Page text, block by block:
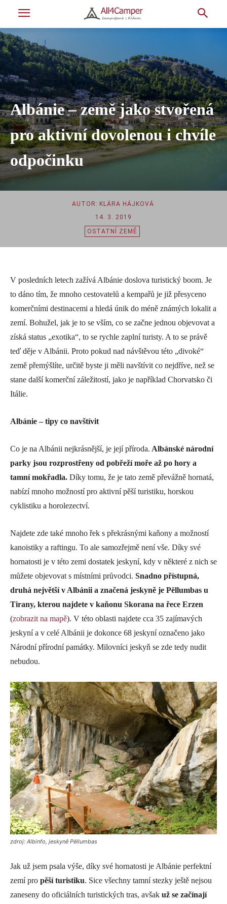
Albánie – země jako stvořená
pro aktivní dovolenou i chvíle
odpočinku
AUTOR: KLÁRA HÁJKOVÁ
14. 3. 2019
OSTATNÍ ZEMĚ
V posledních letech zažívá Albánie doslova turistický boom. Je
to dáno tím, že mnoho cestovatelů a kempařů je již přesyceno
komerčními destinacemi a hledá únik do méně známých lokalit a
zemí. Bohužel, jak je to se vším, co se začne jednou objevovat a
získá status „exotika“, to se rychle zaplní turisty. A to se právě
teď děje v Albánii. Proto pokud nad návštěvou této „divoké“
země přemýšlíte, určitě byste ji měli navštívit co nejdříve, než se
stane další komerční záležitostí, jako je například Chorvatsko či
Itálie.
Albánie – tipy co navštívit
Co je na Albánii nejkrásnější, je její příroda. Albánské národní
parky jsou rozprostřeny od pobřeží moře až po hory a
tamní mokřadla. Díky tomu, že je tato země převážně hornatá,
nabízí mnoho možností pro aktivní pěší turistiku, horskou
cyklistiku a horolezectví.
Najdete zde také mnoho řek s překrásnými kaňony a možností
kanoistiky a raftingu. To ale samozřejmě není vše. Díky své
hornatosti je v této zemi dostatek jeskyní, kdy v některé z nich se
můžete objevovat s místními průvodci. Snadno přístupná,
druhá největší v Albánii a značená jeskyně je Pëllumbas u
Tirany, kterou najdete v kaňonu Skorana na řece Erzen
(zobrazit na mapě). V této oblasti najdete cca 35 zajímavých
jeskyní a v celé Albánii je dokonce 68 jeskyní označeno jako
Národní přírodní památky. Milovníci jeskyň se zde tedy nudit
nebudou.
zdroj: Albinfo, jeskyně Pëllumbas
Jak už jsem psala výše, díky své hornatosti je Albánie perfektní
zemí pro pěší turistiku. Sice všechny tamní stezky ještě nejsou
zaneseny do oficiálních turistických tras, avšak už se začínají